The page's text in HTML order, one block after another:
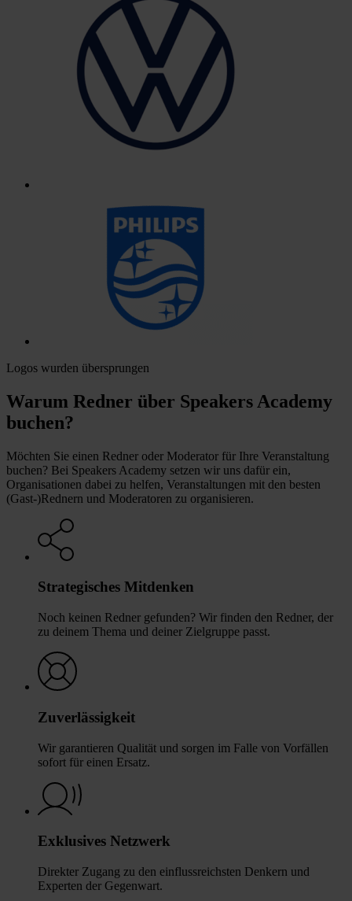
Logos wurden übersprungen
Warum Redner über Speakers Academy
buchen?
Möchten Sie einen Redner oder Moderator für Ihre Veranstaltung
buchen? Bei Speakers Academy setzen wir uns dafür ein,
Organisationen dabei zu helfen, Veranstaltungen mit den besten
(Gast-)Rednern und Moderatoren zu organisieren.
Strategisches Mitdenken
Noch keinen Redner gefunden? Wir finden den Redner, der
zu deinem Thema und deiner Zielgruppe passt.
Zuverlässigkeit
Wir garantieren Qualität und sorgen im Falle von Vorfällen
sofort für einen Ersatz.
Exklusives Netzwerk
Direkter Zugang zu den einflussreichsten Denkern und
Experten der Gegenwart.